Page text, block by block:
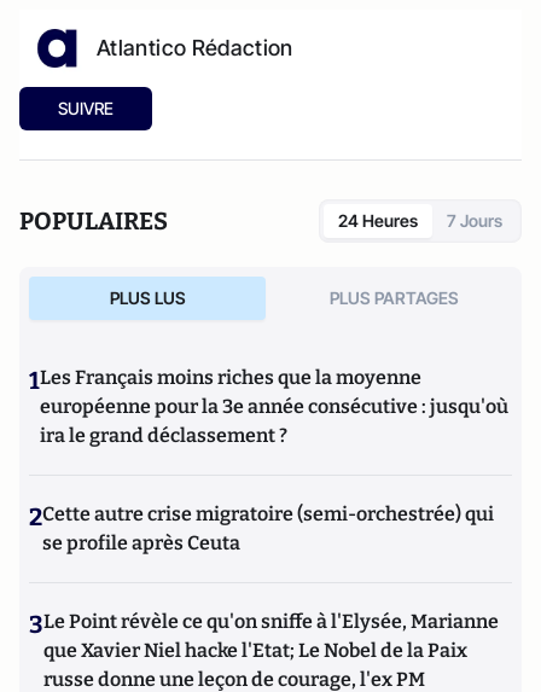
Atlantico Rédaction
SUIVRE
POPULAIRES 24 Heures 7 Jours
PLUS LUS PLUS PARTAGES
1Les Français moins riches que la moyenne
européenne pour la 3e année consécutive : jusqu'où
ira le grand déclassement ?
2Cette autre crise migratoire (semi-orchestrée) qui
se profile après Ceuta
3Le Point révèle ce qu'on sniffe à l'Elysée, Marianne
que Xavier Niel hacke l'Etat; Le Nobel de la Paix
russe donne une leçon de courage, l'ex PM